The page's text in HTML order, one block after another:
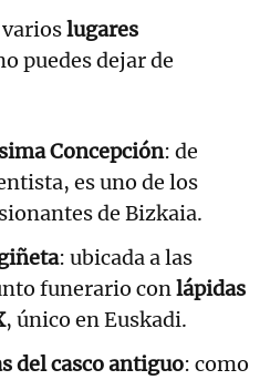
lugares
puedes dejar de
Concepción: de
es uno de los
de Bizkaia.
: ubicada a las
funerario conlápidas
, único en Euskadi.
del casco antiguo: como